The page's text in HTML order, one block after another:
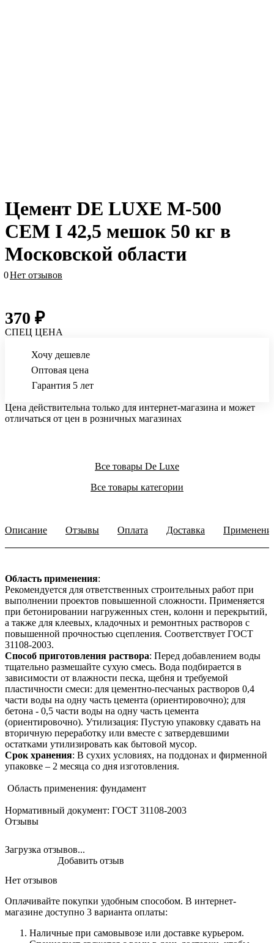
Цемент DE LUXE М-500
СЕМ I 42,5 мешок 50 кг в
Московской области
0Нет отзывов
370 ₽
СПЕЦ ЦЕНА
Хочу дешевле
Оптовая цена
Гарантия 5 лет
Цена действительна только для интернет-магазина и может
отличаться от цен в розничных магазинах
Все товары De Luxe
Все товары категории
Описание Отзывы Оплата Доставка
Область применения:
Рекомендуется для ответственных строительных работ при
выполнении проектов повышенной сложности. Применяется
при бетонировании нагруженных стен, колонн и перекрытий,
а также для клеевых, кладочных и ремонтных растворов с
повышенной прочностью сцепления. Соответствует ГОСТ
31108-2003.
Способ приготовления раствора: Перед добавлением воды
тщательно размешайте сухую смесь. Вода подбирается в
зависимости от влажности песка, щебня и требуемой
пластичности смеси: для цементно-песчаных растворов 0,4
части воды на одну часть цемента (ориентировочно); для
бетона - 0,5 части воды на одну часть цемента
(ориентировочно). Утилизация: Пустую упаковку сдавать на
вторичную переработку или вместе с затвердевшими
остатками утилизировать как бытовой мусор.
Срок хранения: В сухих условиях, на поддонах и фирменной
упаковке – 2 месяца со дня изготовления.
Область применения: фундамент
Нормативный документ: ГОСТ 31108-2003
Отзывы
Загрузка отзывов...
Нет отзывов
Добавить отзыв
Оплачивайте покупки удобным способом. В интернет-
магазине доступно 3 варианта оплаты:
Наличные при самовывозе или доставке курьером.